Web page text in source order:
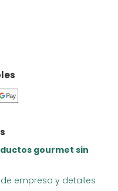
gourmet sin
empresa y detalles